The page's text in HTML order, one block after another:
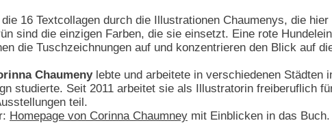
16 Textcollagen durch die Illustrationen Chaumenys, die
sind die einzigen Farben, die sie einsetzt. Eine rote
die Tuschzeichnungen auf und konzentrieren den Blick auf
Chaumenylebte und arbeitete in verschiedenen Städten
studierte. Seit 2011 arbeitet sie als Illustratorin freiberuflich
teil.
Homepage von Corinna Chaumney mit Einblicken in das Buch.